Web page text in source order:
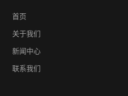
首页
关于我们
新闻中心
联系我们